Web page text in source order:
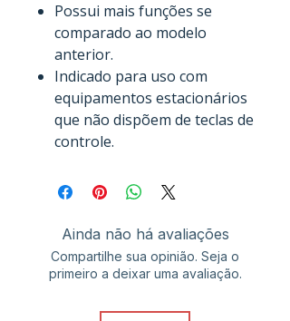
Possui mais funções se
comparado ao modelo
anterior.
Indicado para uso com
equipamentos estacionários
que não dispõem de teclas de
controle.
Ainda não há avaliações
Compartilhe sua opinião. Seja o
primeiro a deixar uma avaliação.